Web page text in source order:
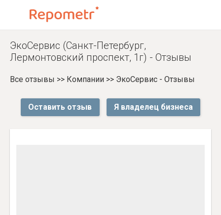
ЭкоСервис (Санкт-Петербург,
Лермонтовский проспект, 1г) - Отзывы
Все отзывы >> Компании >> ЭкоСервис - Отзывы
Оставить отзыв Я владелец бизнеса